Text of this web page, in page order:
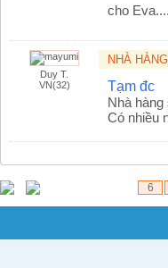
cho
Duy T.
VN(32)
NHÀ
Tạm đc
Nhà
Có nhiều
6